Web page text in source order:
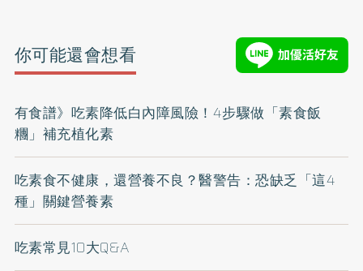
你可能還會想看
有食譜》吃素降低白內障風險！4步驟做「素食飯
糰」補充植化素
吃素食不健康，還營養不良？醫警告：恐缺乏「這4
種」關鍵營養素
吃素常見10大Q&A